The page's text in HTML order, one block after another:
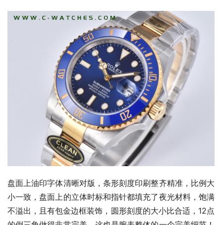
盘面上油印字体清晰对版，条形刻度印刷整齐精准，比例大
小一致，盘面上的立体时标和指针都填充了夜光材料，饱满
不溢出，且有包金边框装饰，圆形刻度的大小比合适，12点